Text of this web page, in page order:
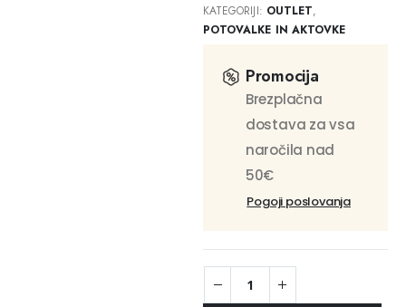
KATEGORIJI: OUTLET,
POTOVALKE IN AKTOVKE
Promocija
Brezplačna
dostava za vsa
naročila nad
50€
Pogoji poslovanja